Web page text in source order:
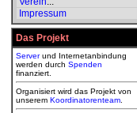
Impressum
Das Projekt
Serverund Internetanbindung
werden durch Spenden
finanziert.
Organisiert wird das Projekt von
unserem Koordinatorenteam